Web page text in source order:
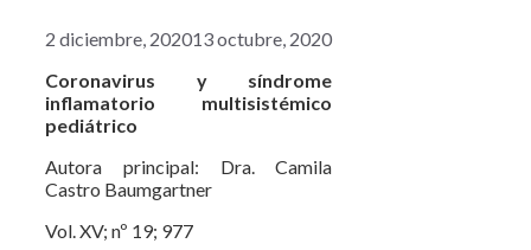
2 diciembre, 202013 octubre, 2020
Coronavirus y síndrome
inflamatorio multisistémico
pediátrico
Autora principal: Dra. Camila
Castro Baumgartner
Vol. XV; nº 19; 977